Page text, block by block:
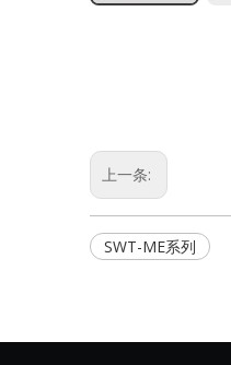
上一条:
SWT-ME系列